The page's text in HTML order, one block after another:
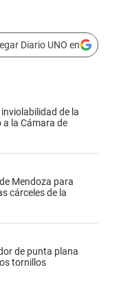
Diario UNO en
de la
la Cámara de
Mendoza para
cárceles de la
de punta plana
tornillos